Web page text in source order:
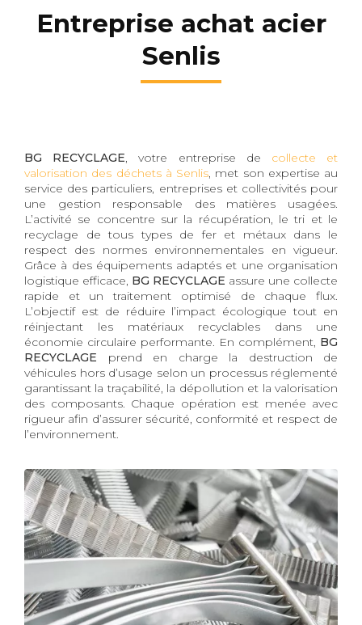
Entreprise achat acier
Senlis
BG RECYCLAGE, votre entreprise de collecte et
valorisation des déchets à Senlis, met son expertise au
service des particuliers, entreprises et collectivités pour
une gestion responsable des matières usagées.
L’activité se concentre sur la récupération, le tri et le
recyclage de tous types de fer et métaux dans le
respect des normes environnementales en vigueur.
Grâce à des équipements adaptés et une organisation
logistique efficace, BG RECYCLAGE assure une collecte
rapide et un traitement optimisé de chaque flux.
L’objectif est de réduire l’impact écologique tout en
réinjectant les matériaux recyclables dans une
économie circulaire performante. En complément, BG
RECYCLAGE prend en charge la destruction de
véhicules hors d’usage selon un processus réglementé
garantissant la traçabilité, la dépollution et la valorisation
des composants. Chaque opération est menée avec
rigueur afin d’assurer sécurité, conformité et respect de
l’environnement.